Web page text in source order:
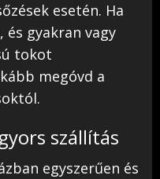
esetén. Ha
gyakran vagy
tokot
megóvd a
szállítás
egyszerűen és